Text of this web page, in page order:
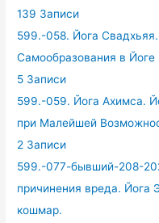
139 Записи
599.-058. Йога
Самообразования в
5 Записи
599.-059. Йога Ахимса.
при Малейшей
2 Записи
599.-077-бывший-208-
причинения вреда. Йога
кошмар.